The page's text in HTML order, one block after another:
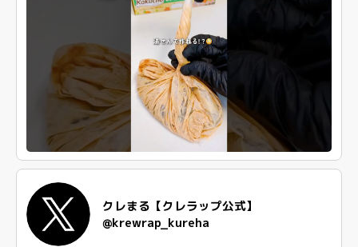
クレまる【クレラップ公式】
@krewrap_kureha